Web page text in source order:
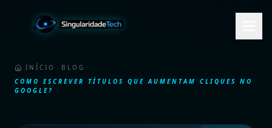
INÍCIO
BLOG
COMO ESCREVER TÍTULOS QUE AUMENTAM CLIQUES NO
GOOGLE?